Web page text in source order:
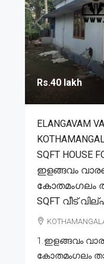
Rs.40 lakh
ELANGAVAM
SQFT HOUSE
ഇളങ്ങവം
കോതമംഗലം
SQFT വീട്
1.ഇളങ്ങവം
കോതമംഗലം